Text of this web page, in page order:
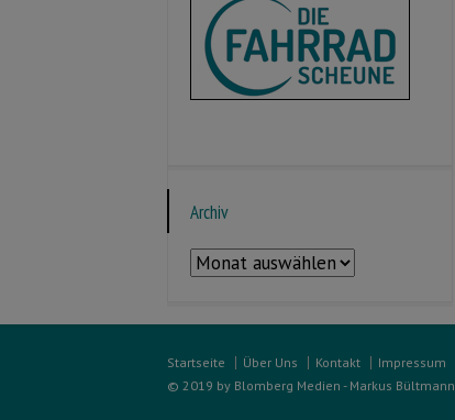
Archiv
Archiv
Startseite Über Uns Kontakt Impressum
© 2019 by Blomberg Medien - Markus Bültmann